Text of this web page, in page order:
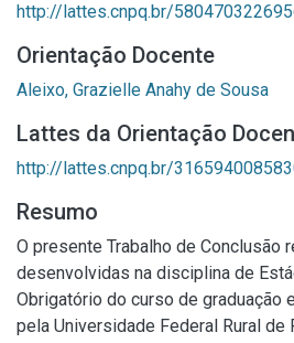
http://lattes.cnpq.br/
Orientação Docente
Aleixo, Grazielle Anahy de Sousa
Lattes da Orientação
http://lattes.cnpq.br/
Resumo
O presente Trabalho de Conclusão
desenvolvidas na disciplina de
Obrigatório do curso de graduação
pela Universidade Federal Rural de